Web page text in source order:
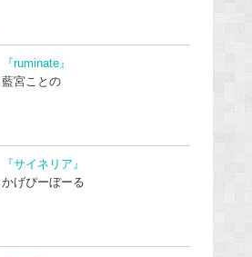
『ruminate』
藍宮ことの
『サイネリア』
かげぴーぼーる